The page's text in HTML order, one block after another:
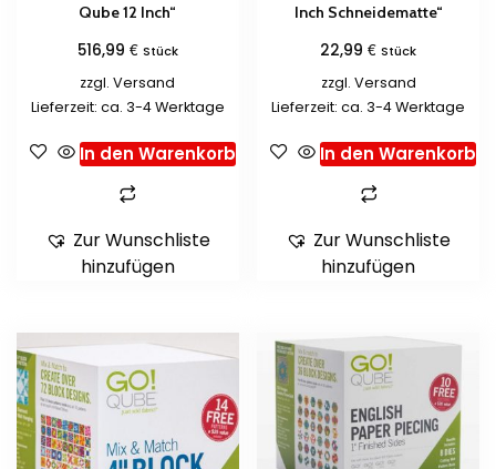
Qube 12 Inch“
516,99 € Stück
zzgl.Versand
Lieferzeit: ca. 3-4 Werktage
In den Warenkorb
Zur Wunschliste
hinzufügen
Inch Schneidematte“
22,99€ Stück
zzgl. Versand
Lieferzeit: ca. 3-4 Werktage
In den Warenkorb
Zur Wunschliste
hinzufügen